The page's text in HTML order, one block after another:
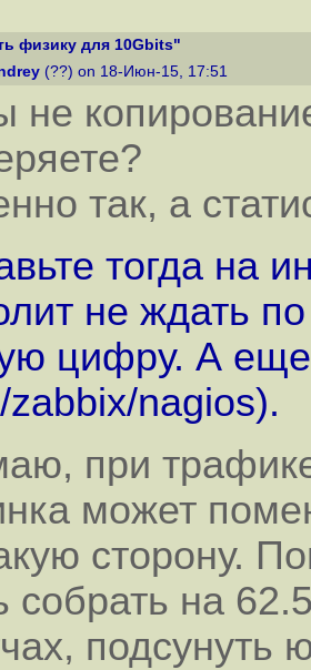
физику для 10Gbits"
(??) on 18-Июн-15, 17:51
не
так, а
тогда на
не ждать
цифру. А еще
zabbix/nagios).
при
может
сторону.
собрать на
подсунуть